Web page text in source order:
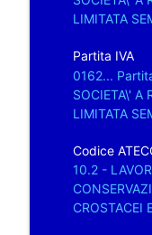
LIMITATA
Partita IVA
0162...
SOCIETA\' A
LIMITATA
Codice
10.2 -
CROSTACEI